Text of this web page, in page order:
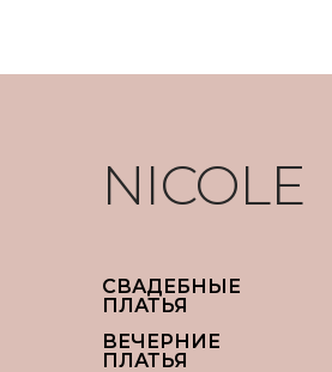
NICOLE
СВАДЕБНЫЕ
ПЛАТЬЯ
ВЕЧЕРНИЕ
ПЛАТЬЯ